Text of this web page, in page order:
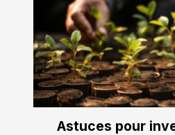
Astuces pour